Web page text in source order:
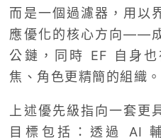
而是一個過濾器，用以
應優化的核心方向——
公鏈，同時 EF 自身
焦、角色更精簡的組織。
上述優先級指向一套更
目標包括：透過 AI